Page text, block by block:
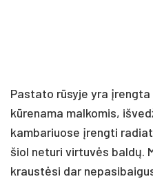
Pastato rūsyje yra įrengta
kūrenama malkomis,
kambariuose įrengti
šiol neturi virtuvės baldų.
kraustėsi dar